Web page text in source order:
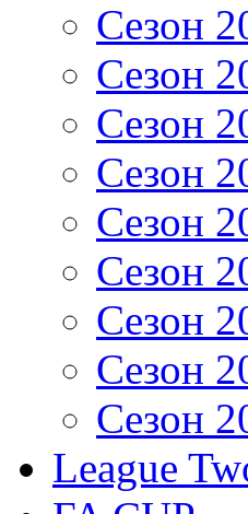
Сезон
Сезон
Сезон
Сезон
Сезон
Сезон
Сезон
Сезон
Сезон
League